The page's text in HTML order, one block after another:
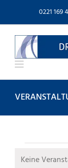
0221 169
Keine